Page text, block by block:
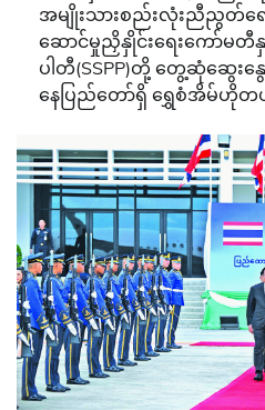
အမျိုးသားစည်းလုံးညီညွတ်ရေးနှ
ဆောင်မှုညှိနှိုင်းရေးကော်မတီ
ပါတီ(SSPP)တို့ တွေ့ဆုံဆွေး
နေပြည်တော်ရှိ ရွှေစံအိမ်ဟို